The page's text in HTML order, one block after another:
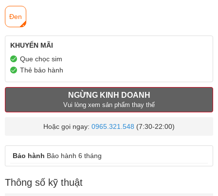
Đen
KHUYẾN MÃI
Que chọc sim
Thẻ bảo hành
NGỪNG KINH DOANH
Vui lòng xem sản phẩm thay thế
Hoặc gọi ngay: 0965.321.548 (7:30-22:00)
Bảo hành Bảo hành 6 tháng
Thông số kỹ thuật